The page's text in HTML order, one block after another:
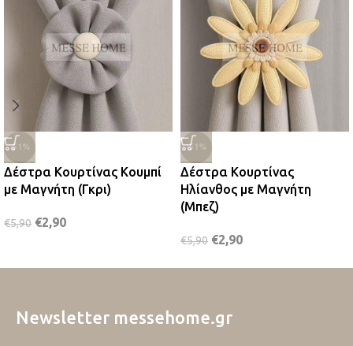
-51%
Δέστρα Κουρτίνας Κουμπί
με Μαγνήτη (Γκρι)
€5,90 €2,90
-51%
Δέστρα Κουρτίνας
Ηλίανθος με Μαγνήτη
(Μπεζ)
€5,90 €2,90
Newsletter messehome.gr